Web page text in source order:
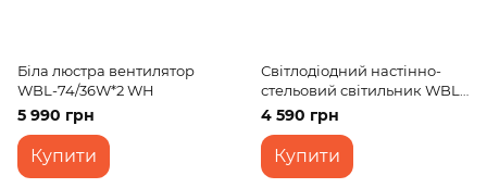
Біла люстра вентилятор
WBL-74/36W*2 WH
5 990 грн
Купити
Світлодіодний настінно-
стельовий світильник WBL-
66/40W*3 CCT
4 590 грн
Купити